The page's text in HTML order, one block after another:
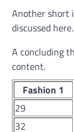
Another short
discussed here.
A concluding
content.
Fashion 1
29
32